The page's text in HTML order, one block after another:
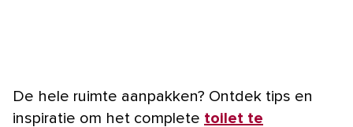
De hele ruimte aanpakken? Ontdek tips en
inspiratie om het complete toilet te